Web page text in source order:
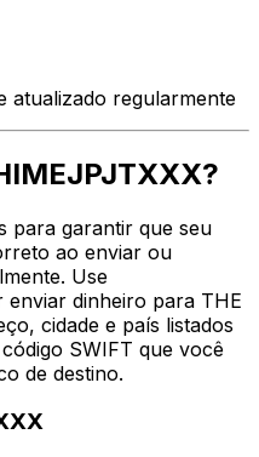
atualizado regularmente
para garantir que seu
ao enviar ou
Use
enviar dinheiro para THE
cidade e país listados
SWIFT que você
de destino.